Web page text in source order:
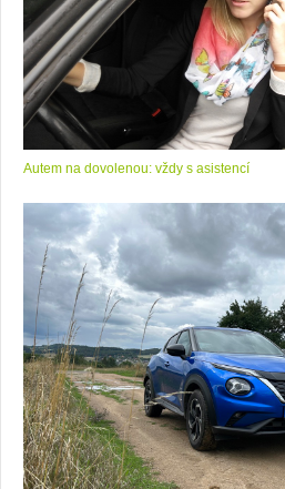
Autem na dovolenou: vždy s asistencí